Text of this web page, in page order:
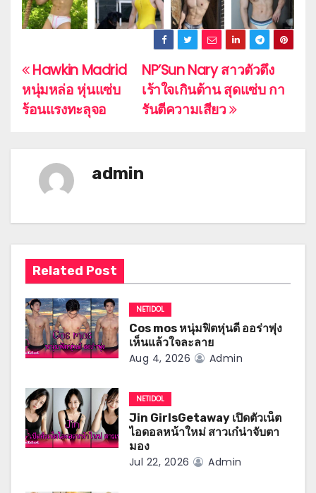
P
o
a
g
a
t
i
o
n
NP’Sun Nary สาวตัวตึง
เร้าใจเกินต้าน สุดแซ่บ กา
รันตีความเสียว
Hawkin Madrid
หนุ่มหล่อ หุ่นแซ่บ
ร้อนแรงทะลุจอ
admin
Related Post
NETIDOL
Cos mos หนุ่มฟิตหุ่นดี ออร่าพุ่ง
เห็นแล้วใจละลาย
Aug 4, 2026 Admin
NETIDOL
Jin GirlsGetaway เปิดตัวเน็ต
ไอดอลหน้าใหม่ สาวเก๋น่าจับตา
มอง
Jul 22, 2026 Admin